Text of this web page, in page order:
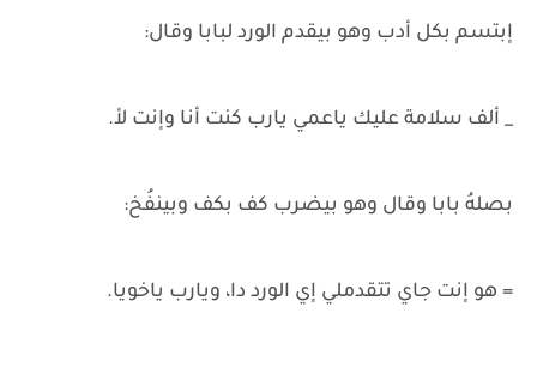
إبتسم بكل أدب وهو بيقدم الورد لبابا وقال:
_ ألف سلامة عليك ياعمي يارب كنت أنا وإنت لأ.
بصلهُ بابا وقال وهو بيضرب كف بكف وبينفُخ:
= هو إنت جاي تتقدملي إي الورد دا، ويارب ياخويا.